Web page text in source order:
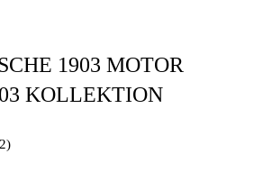
1903 MOTOR
KOLLEKTION